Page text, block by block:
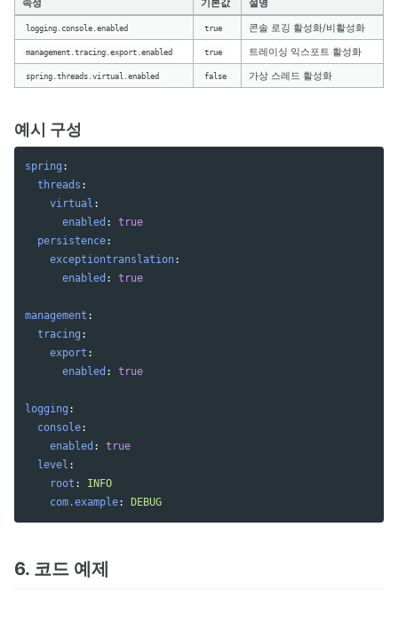
logging.console.enabled true 콘솔 로깅 활성화/비활성화
management.tracing.export.enabled true 트레이싱 익스포트 활성화
spring.threads.virtual.enabled false 가상 스레드 활성화
예시 구성
spring :
threads :
virtual :
enabled :
true
persistence:
exceptiontranslation:
enabled : true
management :
tracing :
export :
enabled : true
logging :
console:
enabled :
true
level :
root :
INFO
com.example: DEBUG
6. 코드 예제